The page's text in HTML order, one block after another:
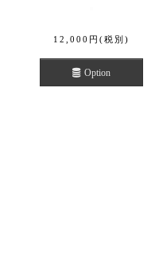
12,000 円 (税別)
Option